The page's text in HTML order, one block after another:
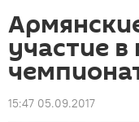
участие
15:47 05.09.2017